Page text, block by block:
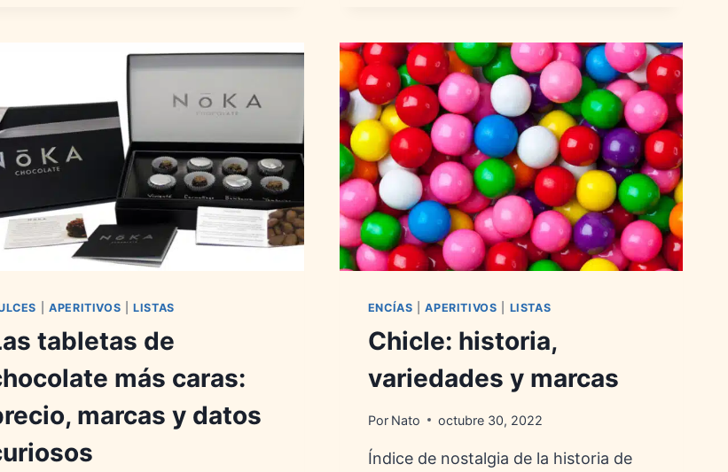
FRITAS
MÁS
VENDIDAS:
HISTORIA,
MARCAS
Y
SABORES
APERITIVOS |LISTAS
tabletas de
más caras:
marcas y datos
ENCÍAS |APERITIVOS LISTAS
Chicle: historia,
variedades y marcas
Por Nato octubre 30, 2022
Índice de nostalgia de la historia de